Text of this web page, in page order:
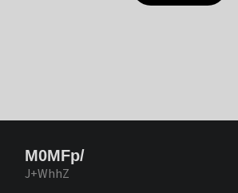
M0MFp/
J+WhhZ